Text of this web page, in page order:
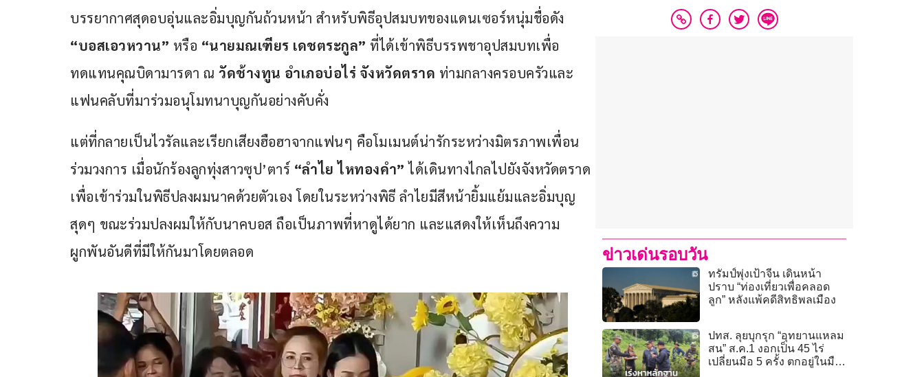
บรรยากาศสุดอบอุ่นและอิ่มบุญกันถ้วนหน้า สำหรับพิธีอุปสมบทของแดนเซอร์หนุ่มชื่อดัง
“บอสเอวหวาน” หรือ “นายมณเฑียร เดชตระกูล” ที่ได้เข้าพิธีบรรพชาอุปสมบทเพื่อ
ทดแทนคุณบิดามารดา ณ วัดช้างทูน อำเภอบ่อไร่ จังหวัดตราด ท่ามกลางครอบครัวและ
แฟนคลับที่มาร่วมอนุโมทนาบุญกันอย่างคับคั่ง
แต่ที่กลายเป็นไวรัลและเรียกเสียงฮือฮาจากแฟนๆ คือโมเมนต์น่ารักระหว่างมิตรภาพเพื่อน
ร่วมวงการ เมื่อนักร้องลูกทุ่งสาวซุป’ตาร์ “ลำไย ไหทองคำ” ได้เดินทางไกลไปยังจังหวัดตราด
เพื่อเข้าร่วมในพิธีปลงผมนาคด้วยตัวเอง โดยในระหว่างพิธี ลำไยมีสีหน้ายิ้มแย้มและอิ่มบุญ
สุดๆ ขณะร่วมปลงผมให้กับนาคบอส ถือเป็นภาพที่หาดูได้ยาก และแสดงให้เห็นถึงความ
ผูกพันอันดีที่มีให้กันมาโดยตลอด
ข่าวเด่นรอบวัน
ทรัมป์พุ่งเป้าจีน เดินหน้า
ปราบ “ท่องเที่ยวเพื่อคลอด
ลูก” หลังแพ้คดีสิทธิพลเมือง
ปทส. ลุยบุกรุก “อุทยานแหลม
สน” ส.ค.1 งอกเป็น 45 ไร่
เปลี่ยนมือ 5 ครั้ง ตกอยู่ในมือ